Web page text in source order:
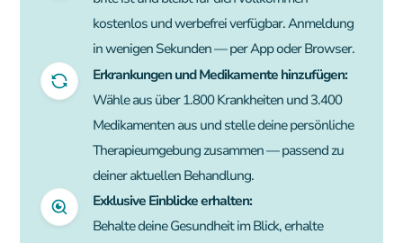
kostenlos und werbefrei verfügbar. Anmeldung
in wenigen Sekunden — per App oder Browser.
Erkrankungen und Medikamente hinzufügen:
Wähle aus über 1.800 Krankheiten und 3.400
Medikamenten aus und stelle deine persönliche
Therapieumgebung zusammen — passend zu
deiner aktuellen Behandlung.
Exklusive Einblicke erhalten:
Behalte deine Gesundheit im Blick, erhalte